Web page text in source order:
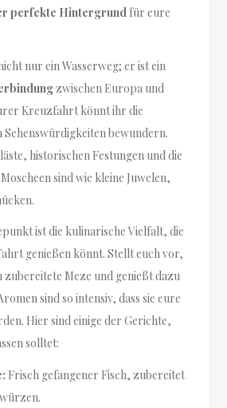
perfekte Hintergrund für eure
nur ein Wasserweg; er ist ein
zwischen Europa und
Kreuzfahrt könnt ihr die
Sehenswürdigkeiten bewundern.
historischen Festungen und die
sind wie kleine Juwelen,
ist die kulinarische Vielfalt, die
genießen könnt. Stellt euch vor,
Meze und genießt dazu
sind so intensiv, dass sie eure
Hier sind einige der Gerichte,
solltet:
Frisch gefangener Fisch, zubereitet